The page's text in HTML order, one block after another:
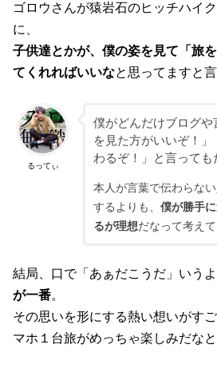
ゴロウさんが猿岩石のヒッチハイ
に、
子供達とかが、僕の姿を見て「旅
てくれればいいなと思ってますと
るってぃ
僕がどんだけブログ
を見た方がいいぞ！
わるぞ！」と言っても
本人が言葉で伝わらな
するよりも、僕が勝手
るが理想だなって考えて
結局、口で「あぁだこうだ」いう
が一番。
その思いを形にする熱い想いがす
マホ１台旅がめっちゃ楽しみだなと